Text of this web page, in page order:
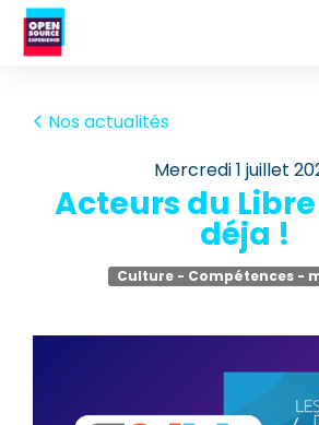
Nos actualités
mercredi 1 juillet
Acteurs du Libre
déja !
Culture - Compétences -